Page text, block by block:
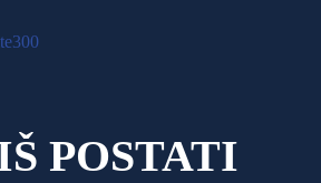
POSTATI